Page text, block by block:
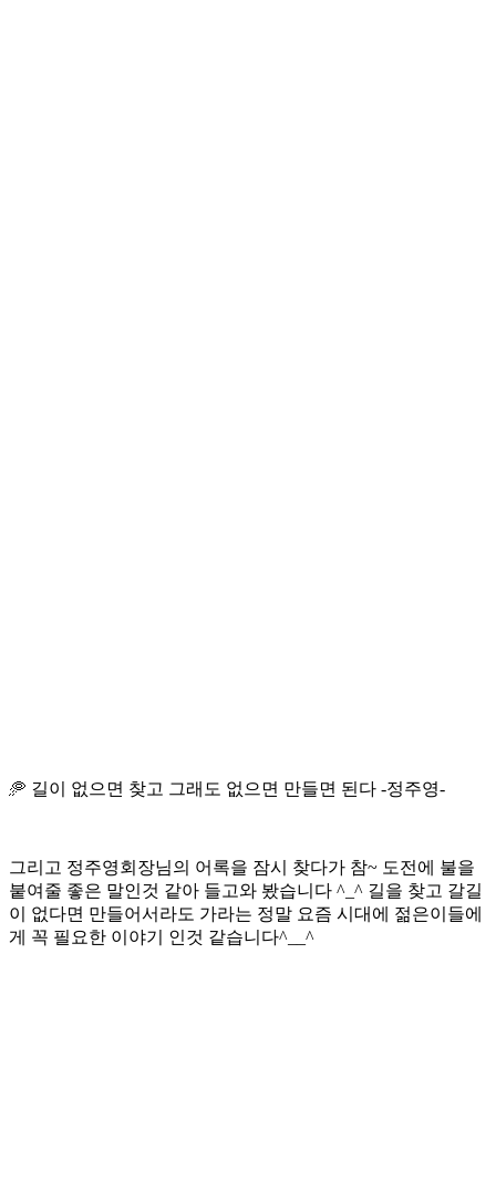
🥏 길이 없으면 찾고 그래도 없으면 만들면 된다 -정주영-
그리고 정주영회장님의 어록을 잠시 찾다가 참~ 도전에 불을
붙여줄 좋은 말인것 같아 들고와 봤습니다 ^_^ 길을 찾고 갈길
이 없다면 만들어서라도 가라는 정말 요즘 시대에 젊은이들에
게 꼭 필요한 이야기 인것 같습니다^__^